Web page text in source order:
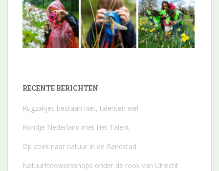
RECENTE BERICHTEN
Rugzakjes bestaan niet, talenten wel
Rondje Nederland met Het Talent
Op zoek naar natuur in de Randstad
Natuurfotoworkshops onder de rook van Utrecht